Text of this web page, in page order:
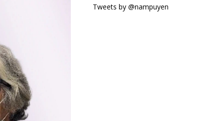
Tweets by @nampuyen